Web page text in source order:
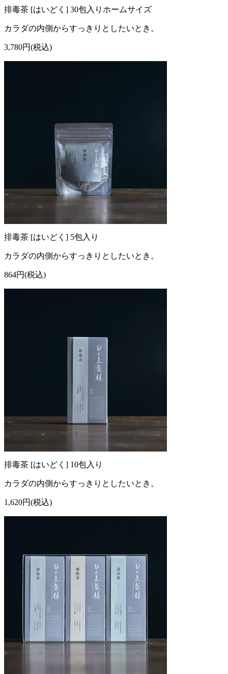
排毒茶 [はいどく] 30包入りホームサイズ
カラダの内側からすっきりとしたいとき。
3,780円(税込)
排毒茶 [はいどく] 5包入り
カラダの内側からすっきりとしたいとき。
864円(税込)
排毒茶 [はいどく] 10包入り
カラダの内側からすっきりとしたいとき。
1,620円(税込)